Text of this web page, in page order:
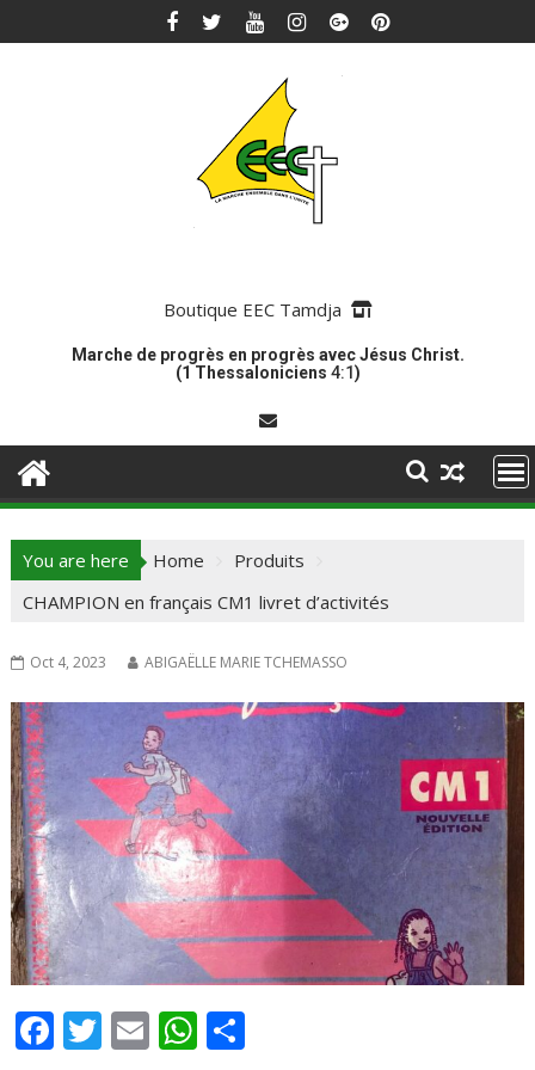
to
Boutique EEC Tamdja
Marche de progrès en progrès avec Jésus Christ.
(1 Thessaloniciens 4:1)
You are here Home
Produits
CHAMPION en français CM1 livret d’activités
Oct 4, 2023 ABIGAËLLE MARIE TCHEMASSO
F T E W